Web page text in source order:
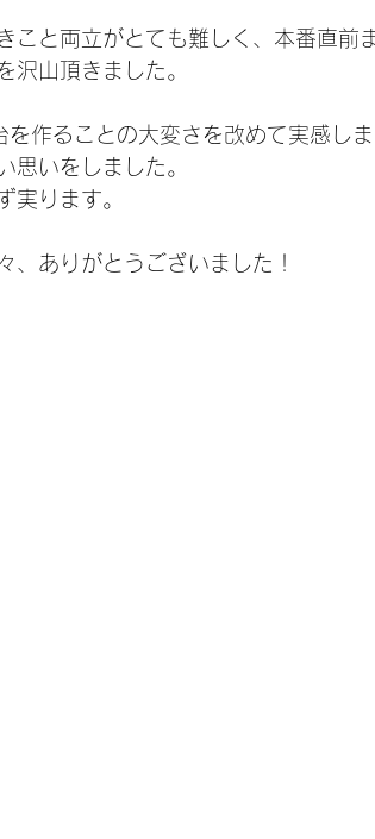
こと両立がとても難しく、本番直前
沢山頂きました。
作ることの大変さを改めて実感しま
思いをしました。
実ります。
、ありがとうございました！